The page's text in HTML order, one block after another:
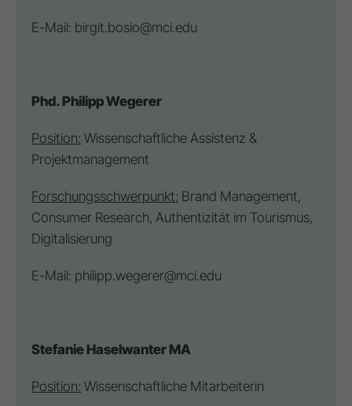
E-Mail: birgit.bosio@mci.edu
Phd. Philipp Wegerer
Position: Wissenschaftliche Assistenz &
Projektmanagement
Forschungsschwerpunkt: Brand Management,
Consumer Research, Authentizität im Tourismus,
Digitalisierung
E-Mail: philipp.wegerer@mci.edu
Stefanie Haselwanter MA
Position: Wissenschaftliche Mitarbeiterin